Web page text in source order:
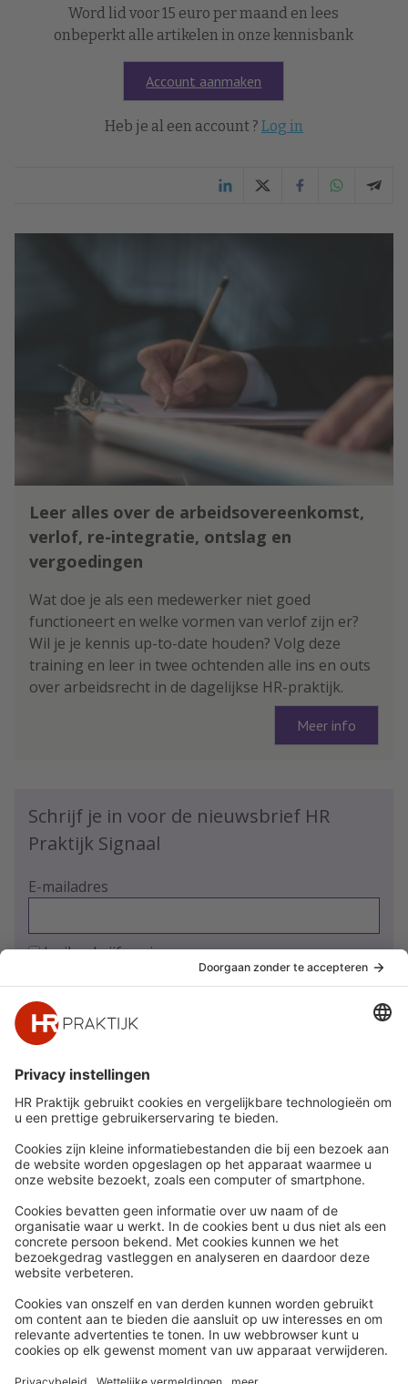
Word lid voor 15 euro per maand en lees
onbeperkt alle artikelen in onze kennisbank
Account aanmaken
Heb je al een account ? Log in
Leer alles over de arbeidsovereenkomst,
verlof, re-integratie, ontslag en
vergoedingen
Wat doe je als een medewerker niet goed
functioneert en welke vormen van verlof zijn er?
Wil je je kennis up-to-date houden? Volg deze
training en leer in twee ochtenden alle ins en outs
over arbeidsrecht in de dagelijkse HR-praktijk.
Meer info
Schrijf je in voor de nieuwsbrief HR
Praktijk Signaal
E-mailadres
Ja, ik schrijf me in
Snel naar
Nieuws
Whitepapers
Webinars
Word lid
Contact
Meer
HR Academy
HR Podcast
CHRO
HR Day
Volg Ons